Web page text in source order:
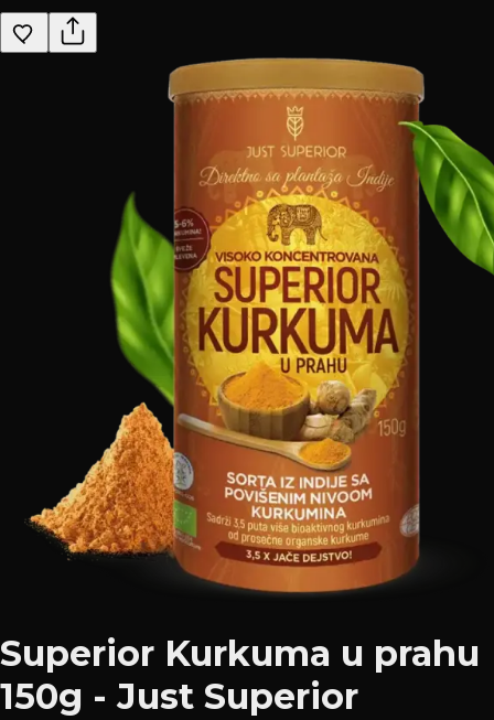
Superior Kurkuma u prahu
150g - Just Superior